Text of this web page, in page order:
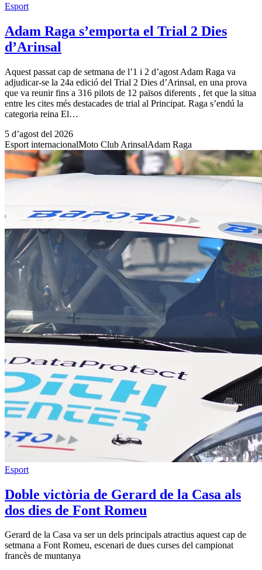
Esport
Adam Raga s’emporta el Trial 2 Dies
d’Arinsal
Aquest passat cap de setmana de l’1 i 2 d’agost Adam Raga va
adjudicar-se la 24a edició del Trial 2 Dies d’Arinsal, en una prova
que va reunir fins a 316 pilots de 12 països diferents , fet que la situa
entre les cites més destacades de trial al Principat. Raga s’endú la
categoria reina El…
5 d’agost del 2026
Esport internacionalMoto Club ArinsalAdam Raga
Esport
Doble victòria de Gerard de la Casa als
dos dies de Font Romeu
Gerard de la Casa va ser un dels principals atractius aquest cap de
setmana a Font Romeu, escenari de dues curses del campionat
francès de muntanya